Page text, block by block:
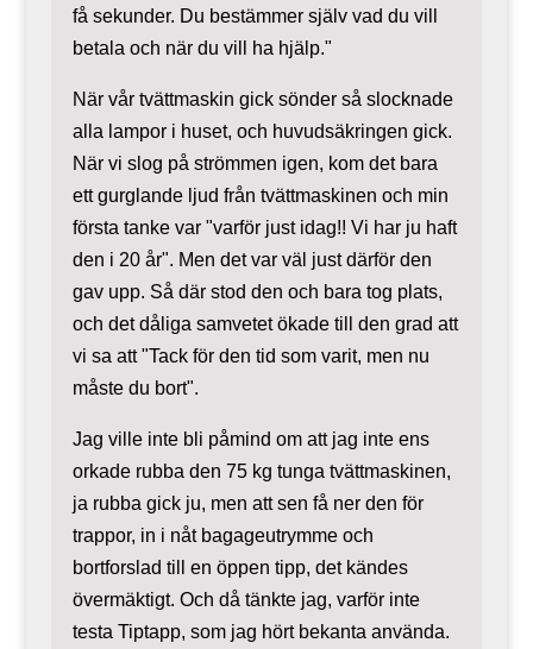
få sekunder. Du bestämmer själv vad du vill
betala och när du vill ha hjälp."
När vår tvättmaskin gick sönder så slocknade
alla lampor i huset, och huvudsäkringen gick.
När vi slog på strömmen igen, kom det bara
ett gurglande ljud från tvättmaskinen och min
första tanke var "varför just idag!! Vi har ju haft
den i 20 år". Men det var väl just därför den
gav upp. Så där stod den och bara tog plats,
och det dåliga samvetet ökade till den grad att
vi sa att "Tack för den tid som varit, men nu
måste du bort".
Jag ville inte bli påmind om att jag inte ens
orkade rubba den 75 kg tunga tvättmaskinen,
ja rubba gick ju, men att sen få ner den för
trappor, in i nåt bagageutrymme och
bortforslad till en öppen tipp, det kändes
övermäktigt. Och då tänkte jag, varför inte
testa Tiptapp, som jag hört bekanta använda.